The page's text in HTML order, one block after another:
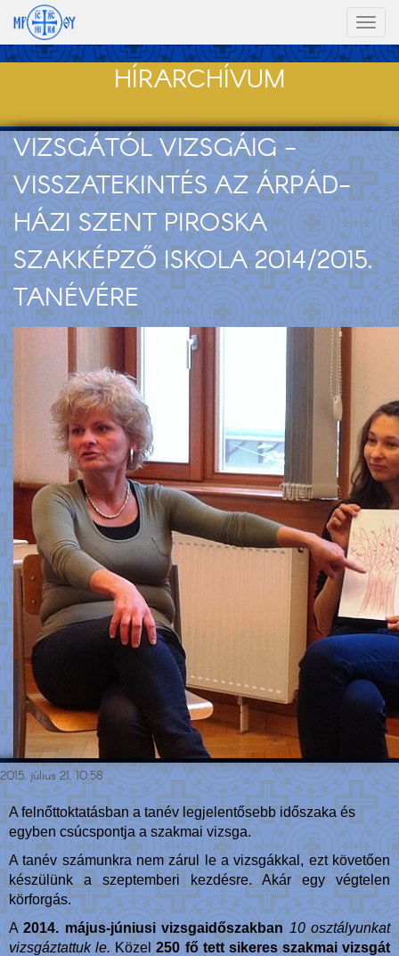
HÍRARCHÍVUM
VIZSGÁTÓL VIZSGÁIG -
VISSZATEKINTÉS AZ ÁRPÁD-
HÁZI SZENT PIROSKA
SZAKKÉPZŐ ISKOLA 2014/2015.
TANÉVÉRE
2015. július 21. 10:58
A felnőttoktatásban a tanév legjelentősebb időszaka és
egyben csúcspontja a szakmai vizsga.
A tanév számunkra nem zárul le a vizsgákkal, ezt követően
készülünk a szeptemberi kezdésre. Akár egy végtelen
körforgás.
A2014. május-júniusi vizsgaidőszakban 10 osztályunkat
vizsgáztattuk le.Közel250 fő tett sikeres szakmai vizsgát